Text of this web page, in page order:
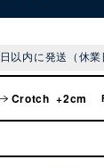
以内に発送（休業
Crotch +2cm